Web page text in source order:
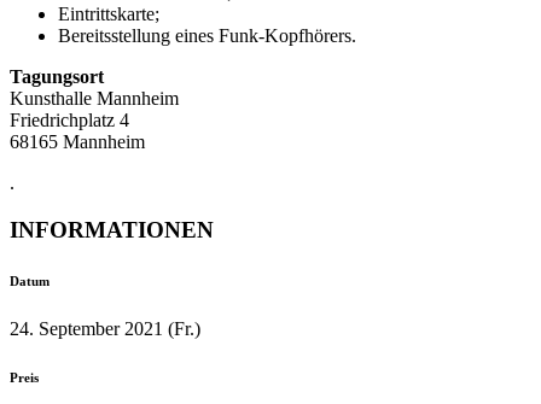
Eintrittskarte;
Bereitsstellung eines Funk-Kopfhörers.
Tagungsort
Kunsthalle Mannheim
Friedrichplatz 4
68165 Mannheim
.
INFORMATIONEN
Datum
24. September 2021 (Fr.)
Preis